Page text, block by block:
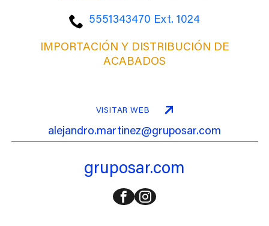
5551343470 Ext. 1024
IMPORTACIÓN Y DISTRIBUCIÓN DE
ACABADOS
VISITAR WEB
alejandro.martinez@gruposar.com
gruposar.com